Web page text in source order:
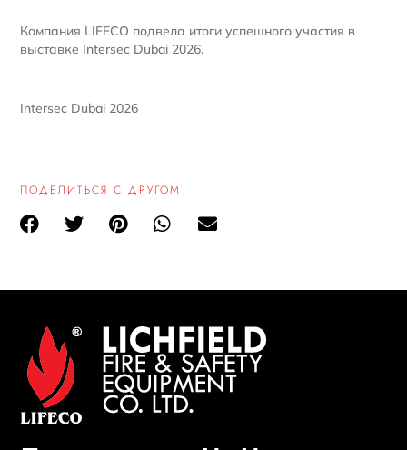
Компания LIFECO подвела итоги успешного участия в
выставке Intersec Dubai 2026.
Intersec Dubai 2026
ПОДЕЛИТЬСЯ С ДРУГОМ